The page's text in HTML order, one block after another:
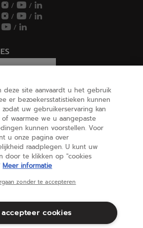
/
/
/
/
/
deze site aanvaardt u het gebruik
er bezoekersstatistieken kunnen
uw gebruikerservaring kan
waarmee we u aangepaste
kunnen voorstellen. Voor
u onze pagina over
raadplegen. U kunt uw
door te klikken op "cookies
Meer informatie
zonder te accepteren
accepteer cookies